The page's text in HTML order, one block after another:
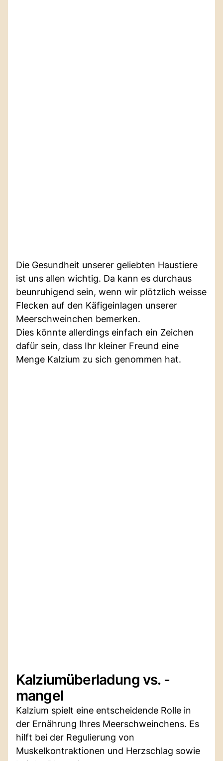
Die Gesundheit unserer geliebten Haustiere
ist uns allen wichtig. Da kann es durchaus
beunruhigend sein, wenn wir plötzlich weisse
Flecken auf den Käfigeinlagen unserer
Meerschweinchen bemerken.
Dies könnte allerdings einfach ein Zeichen
dafür sein, dass Ihr kleiner Freund eine
Menge Kalzium zu sich genommen hat.
Kalziumüberladung vs. -
mangel
Kalzium spielt eine entscheidende Rolle in
der Ernährung Ihres Meerschweinchens. Es
hilft bei der Regulierung von
Muskelkontraktionen und Herzschlag sowie